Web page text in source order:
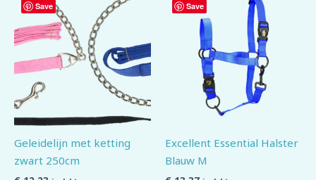
Save
Geleidelijn met ketting
zwart 250cm
Save
Excellent Essential Halster
Blauw M